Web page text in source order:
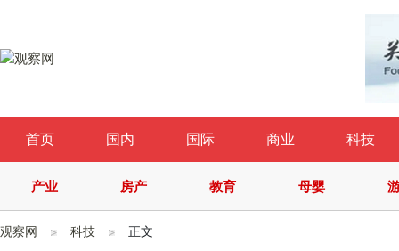
首页 国内 国际 商业 科技
产业 房产 教育 母婴
观察网 科技 正文